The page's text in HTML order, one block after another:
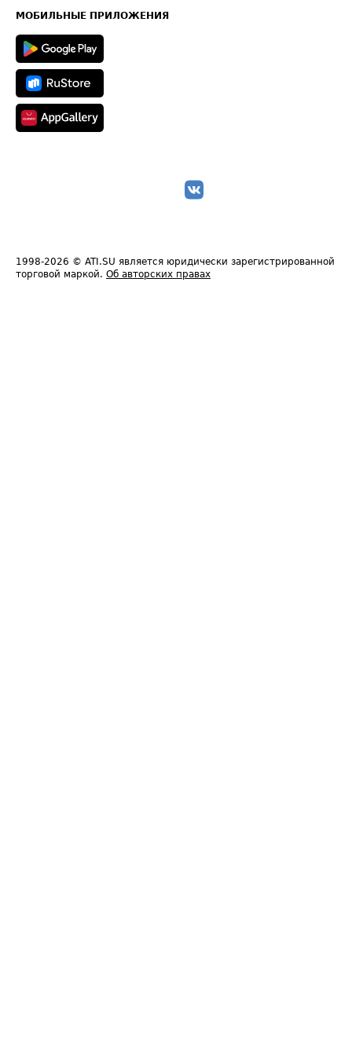
Техническая информация
МОБИЛЬНЫЕ ПРИЛОЖЕНИЯ
1998-2026 © ATI.SU является юридически зарегистрированной
торговой маркой. Об авторских правах